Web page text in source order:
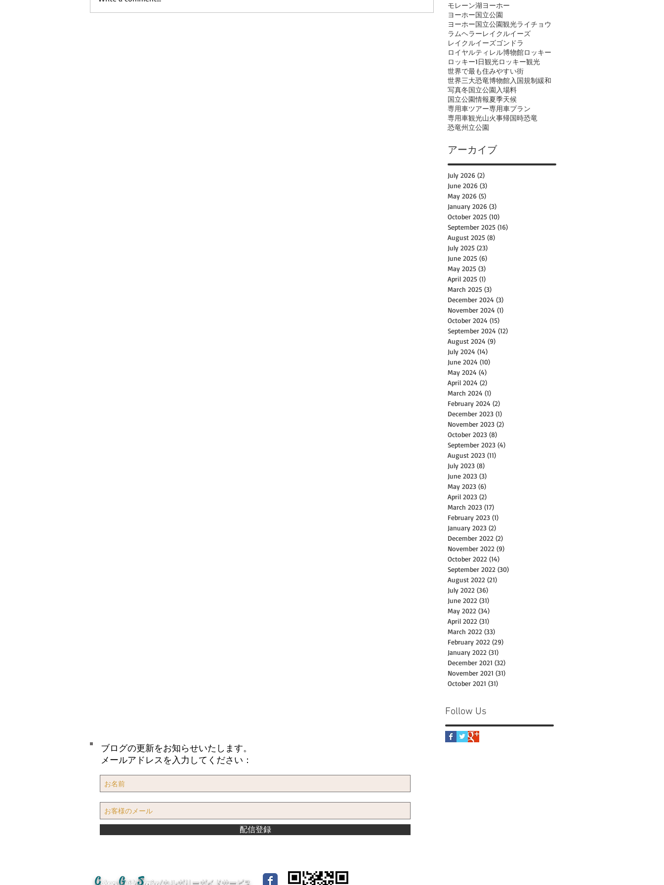
モレーン湖ヨーホー
ヨーホー国立公園
ヨーホー国立公園観光ライチョウ
ラムヘラーレイクルイーズ
レイクルイーズゴンドラ
ロイヤルティレル博物館ロッキー
ロッキー1日観光ロッキー観光
世界で最も住みやすい街
世界三大恐竜博物館入国規制緩和
写真冬国立公園入場料
国立公園情報夏季天候
専用車ツアー専用車プラン
専用車観光山火事帰国時恐竜
恐竜州立公園
アーカイブ
July 2026 (2)
June 2026 (3)
May 2026 (5)
January 2026 (3)
October 2025 (10)
September 2025 (16)
August 2025 (8)
July 2025 (23)
June 2025 (6)
May 2025 (3)
April 2025 (1)
March 2025 (3)
December 2024 (3)
November 2024 (1)
October 2024 (15)
September 2024 (12)
August 2024 (9)
July 2024 (14)
June 2024 (10)
May 2024 (4)
April 2024 (2)
March 2024 (1)
February 2024 (2)
December 2023 (1)
November 2023 (2)
October 2023 (8)
September 2023 (4)
August 2023 (11)
July 2023 (8)
June 2023 (3)
May 2023 (6)
April 2023 (2)
March 2023 (17)
February 2023 (1)
January 2023 (2)
December 2022 (2)
November 2022 (9)
October 2022 (14)
September 2022 (30)
August 2022 (21)
July 2022 (36)
June 2022 (31)
May 2022 (34)
April 2022 (31)
March 2022 (33)
February 2022 (29)
January 2022 (31)
December 2021 (32)
November 2021 (31)
October 2021 (31)
Follow Us
ブログの更新をお知らせいたします。
メールアドレスを入力してください：
配信登録
CalgaryGuideService/カルガリーガイドサービス